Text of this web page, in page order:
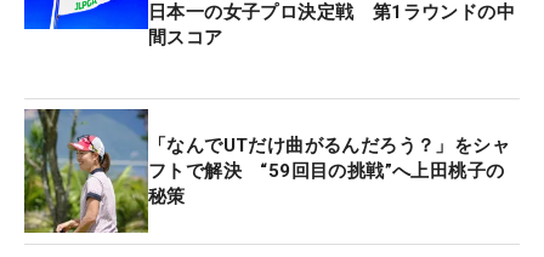
日本一の女子プロ決定戦 第1ラウンドの中
間スコア
「なんでUTだけ曲がるんだろう？」をシャ
フトで解決 “59回目の挑戦”へ上田桃子の
秘策